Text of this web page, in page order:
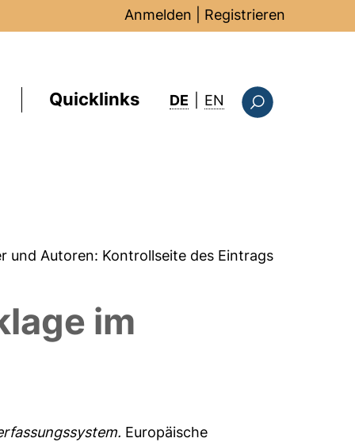
Anmelden Registrieren
Quicklinks DE EN : this page in
und Autoren: Kontrollseite des Eintrags
im
Europäische